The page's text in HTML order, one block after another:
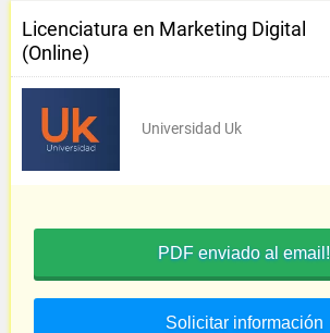
Licenciatura en Marketing Digital
(Online)
Universidad Uk
PDF enviado al email!
Solicitar información